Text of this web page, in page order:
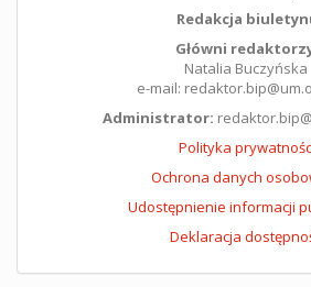
Redakcja
Główni
Natalia Buczyńska
e-mail:
Administrator:
Polityka
Ochrona danych
Udostępnienie informacji
Deklaracja